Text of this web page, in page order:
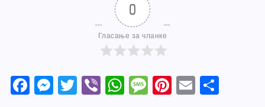
0
Гласање за чланке
F
M T
Vi W M Pi E